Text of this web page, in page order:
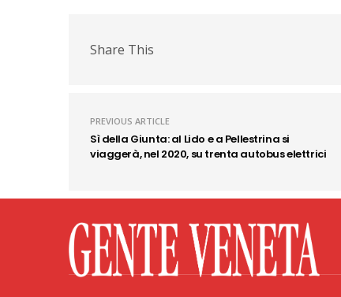
Share This
PREVIOUS ARTICLE
Sì della Giunta: al Lido e a Pellestrina si
viaggerà, nel 2020, su trenta autobus elettrici